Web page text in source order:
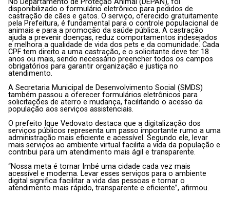
No Departamento de Proteção Animal (DEPAN), foi
disponibilizado o formulário eletrônico para pedidos de
castração de cães e gatos. O serviço, oferecido gratuitamente
pela Prefeitura, é fundamental para o controle populacional de
animais e para a promoção da saúde pública. A castração
ajuda a prevenir doenças, reduz comportamentos indesejados
e melhora a qualidade de vida dos pets e da comunidade. Cada
CPF tem direito a uma castração, e o solicitante deve ter 18
anos ou mais, sendo necessário preencher todos os campos
obrigatórios para garantir organização e justiça no
atendimento.
A Secretaria Municipal de Desenvolvimento Social (SMDS)
também passou a oferecer formulários eletrônicos para
solicitações de aterro e mudança, facilitando o acesso da
população aos serviços assistenciais.
O prefeito Ique Vedovato destaca que a digitalização dos
serviços públicos representa um passo importante rumo a uma
administração mais eficiente e acessível. Segundo ele, levar
mais serviços ao ambiente virtual facilita a vida da população e
contribui para um atendimento mais ágil e transparente.
“Nossa meta é tornar Imbé uma cidade cada vez mais
acessível e moderna. Levar esses serviços para o ambiente
digital significa facilitar a vida das pessoas e tornar o
atendimento mais rápido, transparente e eficiente”, afirmou.